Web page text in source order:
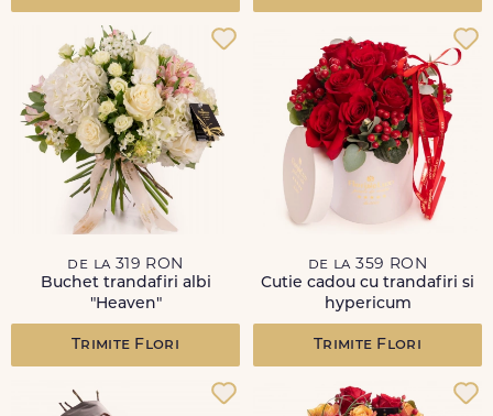
de la 319 RON
Buchet trandafiri albi
"Heaven"
Trimite Flori
de la 359 RON
Cutie cadou cu trandafiri si
hypericum
Trimite Flori